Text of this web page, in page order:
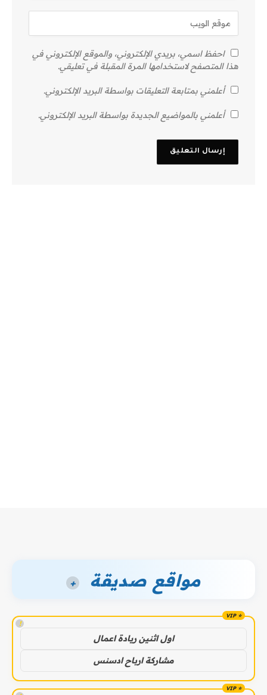
احفظ اسمي، بريدي الإلكتروني، والموقع الإلكتروني في
هذا المتصفح لاستخدامها المرة المقبلة في تعليقي.
أعلمني بمتابعة التعليقات بواسطة البريد الإلكتروني.
أعلمني بالمواضيع الجديدة بواسطة البريد الإلكتروني.
مواقع صديقة +
!
اول اثنين ريادة اعمال
مشاركة ارباح ادسنس